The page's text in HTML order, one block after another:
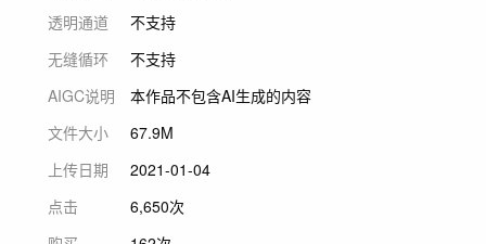
透明通道
不支持
无缝循环
不支持
AIGC说明
本作品不包含AI生成的内容
文件大小
67.9M
上传日期
2021-01-04
点击
6,650次